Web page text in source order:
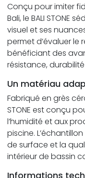
Conçu pour imiter
Bali, le BALI STONE
visuel et ses
permet d’évaluer le
bénéficiant des
résistance,
Un matériau
Fabriqué en grès
STONE est conçu
l’humidité et aux
piscine.
de surface et la
intérieur de bassin
Informations